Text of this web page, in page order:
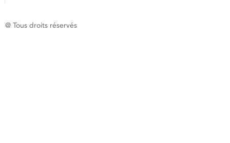
@ Tous droits réservés